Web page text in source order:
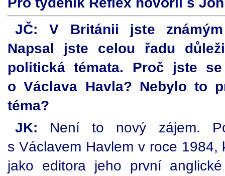
JČ: V Británii jste
Napsal jste celou řadu
politická témata. Proč jste
o Václava Havla? Nebylo to
téma?
JK: Není to nový zájem.
s Václavem Havlem v roce
jako editora jeho první